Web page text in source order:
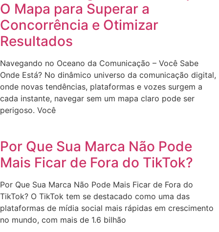
O Mapa para Superar a
Concorrência e Otimizar
Resultados
Navegando no Oceano da Comunicação – Você Sabe
Onde Está? No dinâmico universo da comunicação digital,
onde novas tendências, plataformas e vozes surgem a
cada instante, navegar sem um mapa claro pode ser
perigoso. Você
Por Que Sua Marca Não Pode
Mais Ficar de Fora do TikTok?
Por Que Sua Marca Não Pode Mais Ficar de Fora do
TikTok? O TikTok tem se destacado como uma das
plataformas de mídia social mais rápidas em crescimento
no mundo, com mais de 1.6 bilhão